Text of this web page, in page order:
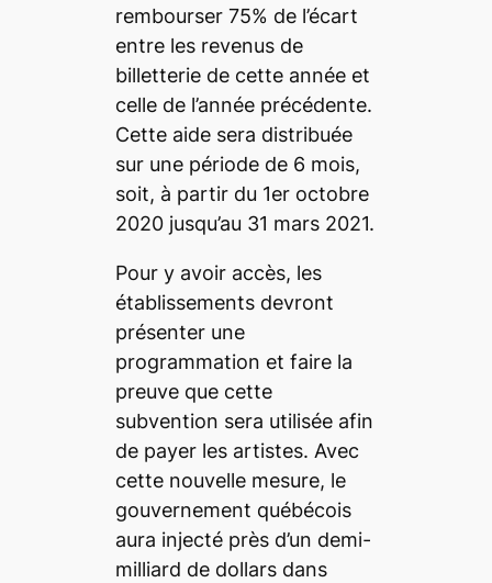
rembourser 75% de l’écart
entre les revenus de
billetterie de cette année et
celle de l’année précédente.
Cette aide sera distribuée
sur une période de 6 mois,
soit, à partir du 1er octobre
2020 jusqu’au 31 mars 2021.
Pour y avoir accès, les
établissements devront
présenter une
programmation et faire la
preuve que cette
subvention sera utilisée afin
de payer les artistes. Avec
cette nouvelle mesure, le
gouvernement québécois
aura injecté près d’un demi-
milliard de dollars dans